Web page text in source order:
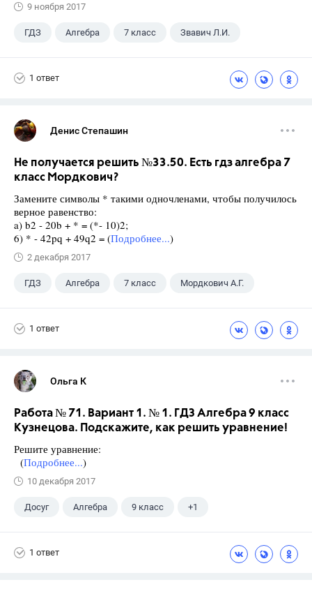
9 ноября 2017
ГДЗ Алгебра 7 класс Звавич Л.И.
1 ответ
Денис Степашин
Не получается решить №33.50. Есть гдз алгебра 7
класс Мордкович?
Замените символы * такими одночленами, чтобы получилось
верное равенство:
a) b2 - 20b + * = (*- 10)2;
6) * - 42pq + 49q2 = (Подробнее...)
2 декабря 2017
ГДЗ Алгебра 7 класс Мордкович А.Г.
1 ответ
Ольга К
Работа № 71. Вариант 1. № 1. ГДЗ Алгебра 9 класс
Кузнецова. Подскажите, как решить уравнение!
Решите уравнение:
(Подробнее...)
10 декабря 2017
Досуг Алгебра 9 класс +1
1 ответ